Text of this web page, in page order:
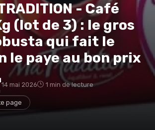
- Café
(lot de 3) : le gros
qui fait le
le paye au bon prix
14 mai 2026 1 min de lecture
page